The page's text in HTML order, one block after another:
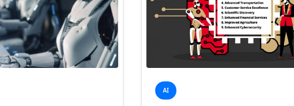
AI